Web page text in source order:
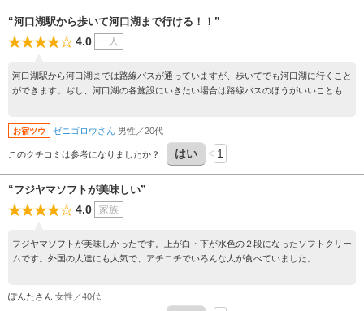
“河口湖駅から歩いて河口湖まで行ける！！”
4.0 一人
河口湖駅から河口湖までは路線バスが通っていますが、歩いてでも河口湖に行くこと
ができます。ぢし、河口湖の各施設にいきたい場合は路線バスのほうがいいこともあ
お宿ツウ ゼニゴロウさん 男性／20代
このクチコミは参考になりましたか？ はい 1
“フジヤマソフトが美味しい”
4.0 家族
フジヤマソフトが美味しかったです。上が白・下が水色の２段になったソフトクリー
ムです。外国の人達にも人気で、アチコチでいろんな人が食べていました。
ぽんたさん 女性／40代